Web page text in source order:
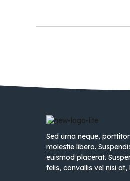
Sed urna neque,
molestie libero.
euismod placerat.
felis, convallis vel nisi